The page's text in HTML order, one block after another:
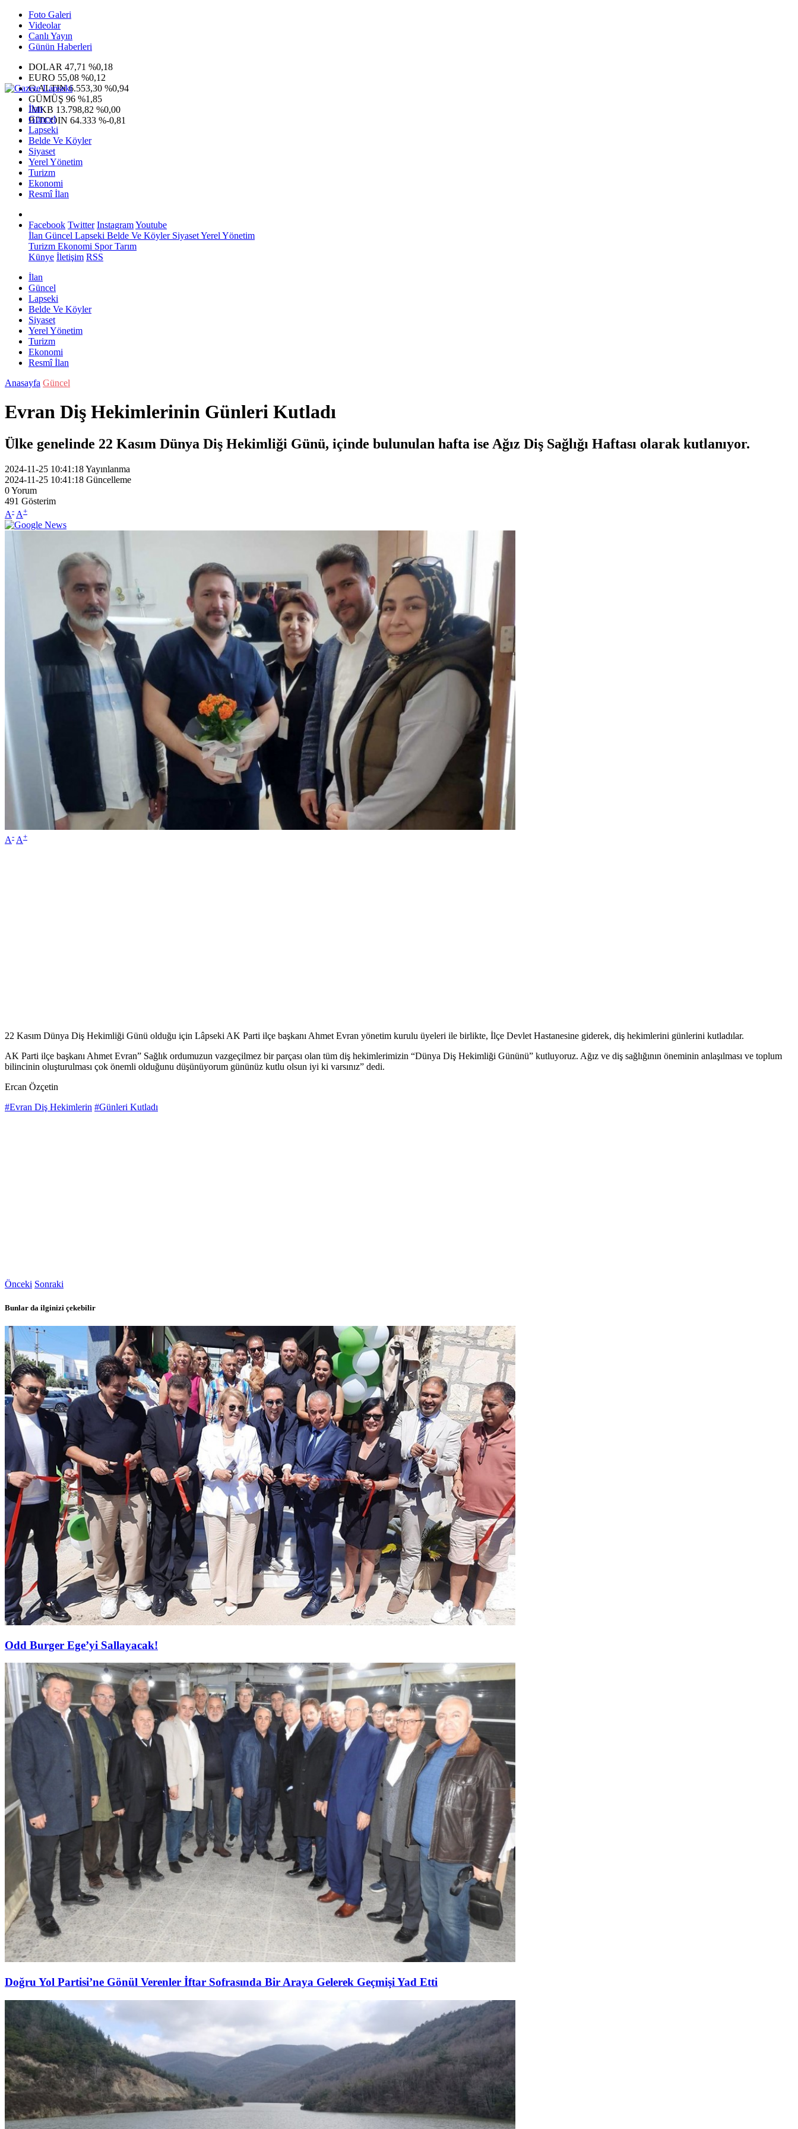
Foto Galeri
Videolar
Canlı Yayın
Günün Haberleri
DOLAR 47,71 %0,18
EURO 55,08 %0,12
G.ALTIN6.553,30 %0,94
GÜMÜŞ 96 %1,85
IMKB 13.798,82 %0,00
BITCOIN 64.333 %-0,81
İlan
Güncel
Lapseki
Belde Ve Köyler
Siyaset
Yerel Yönetim
Turizm
Ekonomi
Resmî İlan
Facebook Twitter InstagramYoutube
İlan Güncel Lapseki Belde Ve KöylerSiyasetYerel Yönetim
Turizm Ekonomi SporTarım
Künye İletişim RSS
İlan
Güncel
Lapseki
Belde Ve Köyler
Siyaset
Yerel Yönetim
Turizm
Ekonomi
Resmî İlan
Anasayfa Güncel
Evran Diş Hekimlerinin Günleri Kutladı
Ülke genelinde 22 Kasım Dünya Diş Hekimliği Günü, içinde bulunulan hafta ise Ağız Diş Sağlığı Haftası olarak kutlanıyor.
2024-11-25 10:41:18Yayınlanma
2024-11-25 10:41:18 Güncelleme
0Yorum
491 Gösterim
A- A+
A- A+
22 Kasım Dünya Diş Hekimliği Günü olduğu için Lâpseki AK Parti ilçe başkanı Ahmet Evran yönetim kurulu üyeleri ile birlikte, İlçe Devlet Hastanesine giderek, diş hekimlerini günlerini kutladılar.
AK Parti ilçe başkanı Ahmet Evran” Sağlık ordumuzun vazgeçilmez bir parçası olan tüm diş hekimlerimizin “Dünya Diş Hekimliği Gününü” kutluyoruz. Ağız ve diş sağlığının öneminin anlaşılması ve toplum
bilincinin oluşturulması çok önemli olduğunu düşünüyorum gününüz kutlu olsun iyi ki varsınız” dedi.
Ercan Özçetin
#Evran Diş Hekimlerin #Günleri Kutladı
Önceki Sonraki
Bunlar da ilginizi çekebilir
Odd Burger Ege’yi Sallayacak!
Doğru Yol Partisi’ne Gönül Verenler İftar Sofrasında Bir Araya Gelerek Geçmişi Yad Etti